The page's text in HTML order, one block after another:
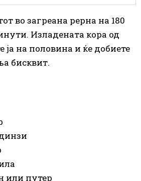
во загреана рерна на 180
Изладената кора од
ја на половина и ќе добиете
бисквит.
или путер